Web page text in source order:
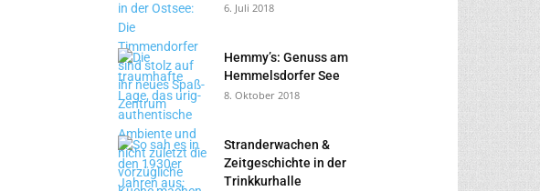
6. Juli 2018
Hemmy’s: Genuss am
Hemmelsdorfer See
8. Oktober 2018
Stranderwachen &
Zeitgeschichte in der
Trinkkurhalle